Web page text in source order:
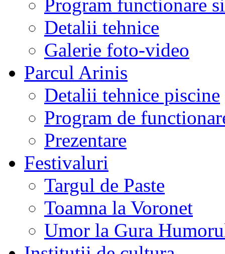
Program functionare
Detalii tehnice
Galerie foto-video
Parcul Arinis
Detalii tehnice piscine
Program de
Prezentare
Festivaluri
Targul de Paste
Toamna la Voronet
Umor la Gura